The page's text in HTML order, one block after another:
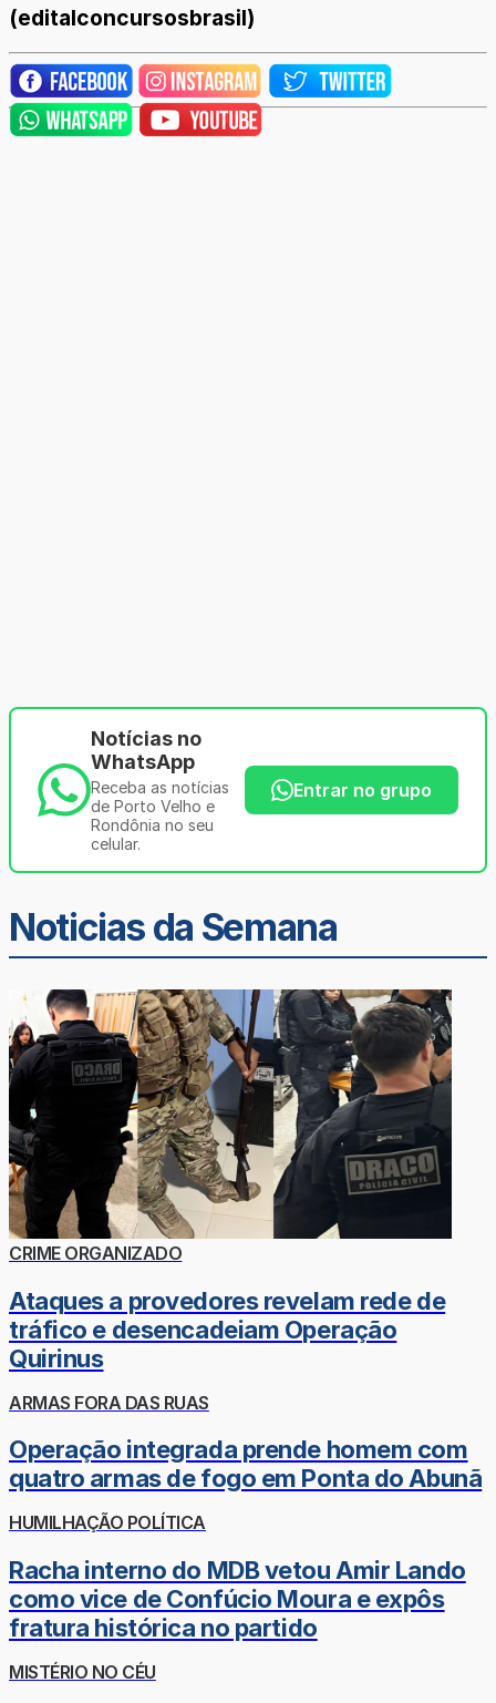
(editalconcursosbrasil)
Notícias no
WhatsApp
Receba as notícias
de Porto Velho e
Rondônia no seu
celular.
Entrar no grupo
Noticias da Semana
CRIME ORGANIZADO
Ataques a provedores revelam rede de
tráfico e desencadeiam Operação
Quirinus
ARMAS FORA DAS RUAS
Operação integrada prende homem com
quatro armas de fogo em Ponta do Abunã
HUMILHAÇÃO POLÍTICA
Racha interno do MDB vetou Amir Lando
como vice de Confúcio Moura e expôs
fratura histórica no partido
MISTÉRIO NO CÉU